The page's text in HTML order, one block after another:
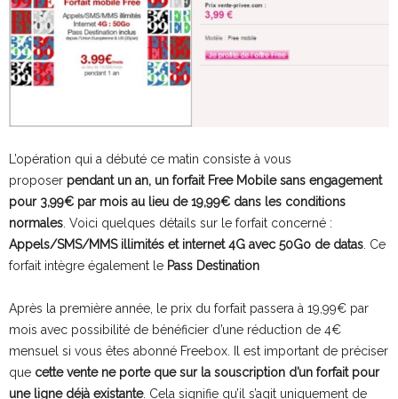
L’opération qui a débuté ce matin consiste à vous
proposer pendant un an, un forfait Free Mobile sans engagement
pour 3,99€ par mois au lieu de 19,99€ dans les conditions
normales . Voici quelques détails sur le forfait concerné :
Appels/SMS/MMS illimités et internet 4G avec 50Go de datas . Ce
forfait intègre également le Pass Destination
Après la première année, le prix du forfait passera à 19,99€ par
mois avec possibilité de bénéficier d’une réduction de 4€
mensuel si vous êtes abonné Freebox. Il est important de préciser
que cette vente ne porte que sur la souscription d’un forfait pour
une ligne déjà existante. Cela signifie qu’il s’agit uniquement de